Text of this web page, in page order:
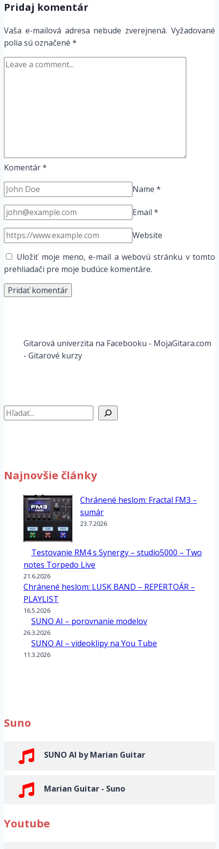
Pridaj komentár
Vaša e-mailová adresa nebude zverejnená. Vyžadované
polia sú označené *
Komentár*
Name *
Email *
Website
Uložiť moje meno, e-mail a webovú stránku v tomto
prehliadači pre moje budúce komentáre.
Gitarová univerzita na Facebooku - MojaGitara.com
- Gitarové kurzy
Hľadať
Najnovšie články
Chránené heslom: Fractal FM3 –
sumár
23.7.2026
Testovanie RM4 s Synergy – studio5000 – Two
notes Torpedo Live
21.6.2026
Chránené heslom: LUSK BAND – REPERTOÁR –
PLAYLIST
16.5.2026
SUNO AI – porovnanie modelov
26.3.2026
SUNO AI – videoklipy na You Tube
11.3.2026
Suno
SUNO AI by Marian Guitar
Marian Guitar - Suno
Youtube